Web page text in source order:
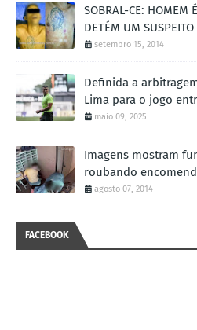
SOBRAL-CE: HOMEM
DETÉM UM SUSPEITO
setembro 15, 2014
Definida a
Lima para o jogo
maio 09, 2025
Imagens mostram
roubando
agosto 07, 2014
FACEBOOK